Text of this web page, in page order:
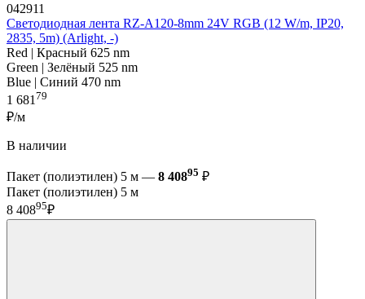
042911
Светодиодная лента RZ-A120-8mm 24V RGB (12 W/m, IP20,
2835, 5m) (Arlight, -)
Red | Красный 625 nm
Green | Зелёный 525 nm
Blue | Синий 470 nm
1 681 79
₽/м
В наличии
Пакет (полиэтилен) 5 м — 8 40895 ₽
Пакет (полиэтилен) 5 м
8 40895₽